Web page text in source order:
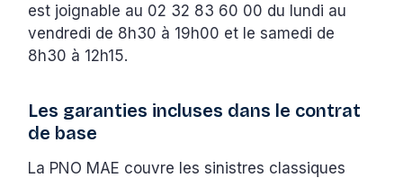
est joignable au 02 32 83 60 00 du lundi au
vendredi de 8h30 à 19h00 et le samedi de
8h30 à 12h15.
Les garanties incluses dans le contrat
de base
La PNO MAE couvre les sinistres classiques